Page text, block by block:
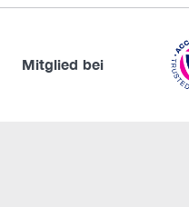
Mitglied bei